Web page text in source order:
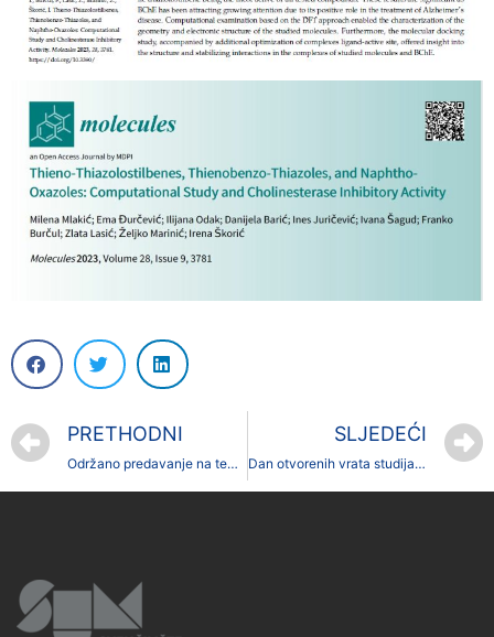
PRETHODNI
Održano predavanje na temu obnovljivih izvora energije
SLJEDEĆI
Dan otvorenih vrata studija Matematike